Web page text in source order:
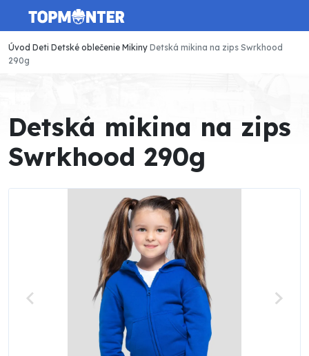
Úvod Deti Detské oblečenie Mikiny Detská mikina na zips Swrkhood
290g
Detská mikina na zips
Swrkhood 290g